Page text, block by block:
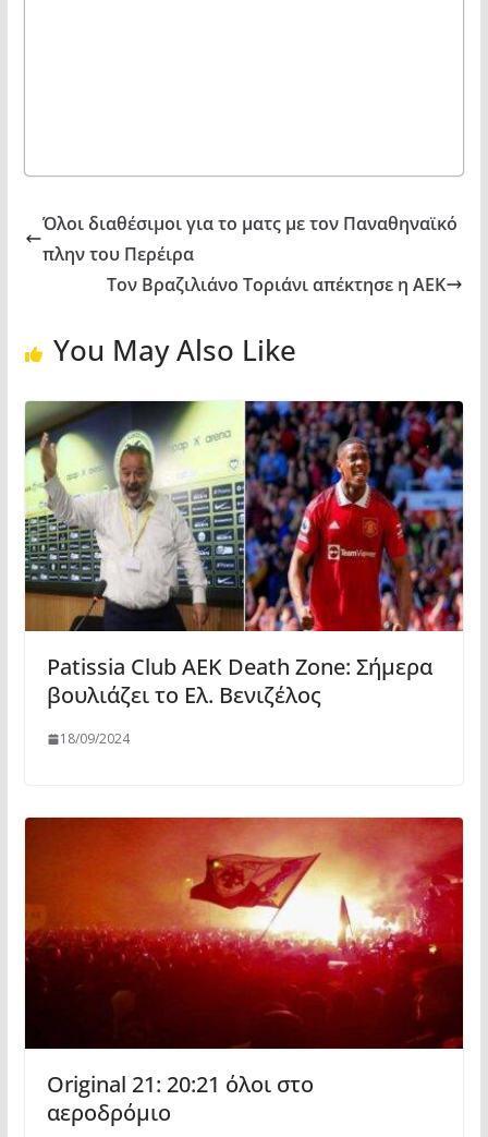
Όλοι διαθέσιμοι για το ματς με τον Παναθηναϊκό
πλην του Περέιρα
Τον Βραζιλιάνο Τοριάνι απέκτησε η ΑΕΚ
You May Also Like
Patissia Club AEK Death Zone: Σήμερα
βουλιάζει το Ελ. Βενιζέλος
18/09/2024
Original 21: 20:21 όλοι στο
αεροδρόμιο